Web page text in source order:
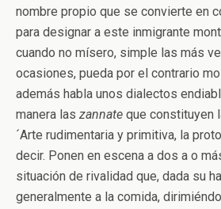
nombre propio que se convierte en
para designar a este inmigrante
cuando no mísero, simple las más
ocasiones, pueda por el contrario
además habla unos dialectos
manera las zannate que constituyen
´Arte rudimentaria y primitiva, la
decir. Ponen en escena a dos a o
situación de rivalidad que, dada su
generalmente a la comida,